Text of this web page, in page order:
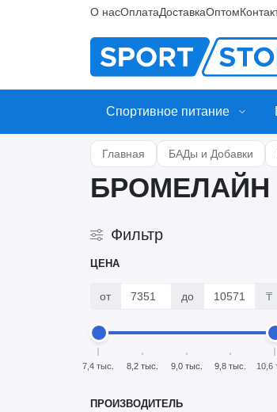
О насОплатаДоставкаОптом
Спортивное питание
Главная БАДы и Добавки
Фильтр
ЦЕНА
от до ₸
7,4 тыс. 8,2 тыс. 9,0 тыс. 9,8 тыс. 10,6
ПРОИЗВОДИТЕЛЬ